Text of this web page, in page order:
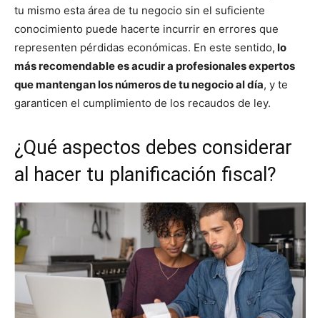
tu mismo esta área de tu negocio sin el suficiente
conocimiento puede hacerte incurrir en errores que
representen pérdidas económicas. En este sentido, lo
más recomendable es acudir a profesionales expertos
que mantengan los números de tu negocio al día, y te
garanticen el cumplimiento de los recaudos de ley.
¿Qué aspectos debes considerar
al hacer tu planificación fiscal?